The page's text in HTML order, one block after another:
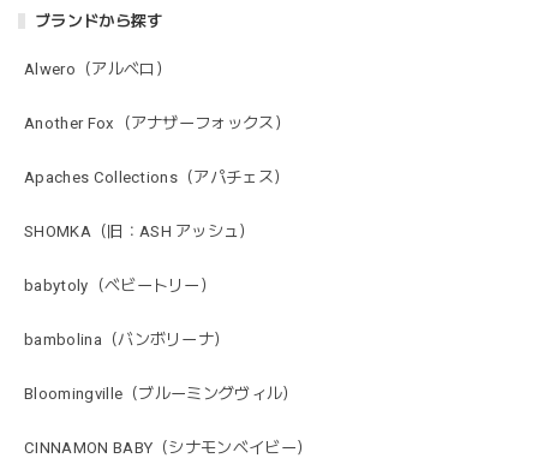
ブランドから探す
Alwero（アルベロ）
Another Fox（アナザーフォックス）
Apaches Collections（アパチェス）
SHOMKA（旧：ASH アッシュ）
babytoly（ベビートリー）
bambolina（バンボリーナ）
Bloomingville（ブルーミングヴィル）
CINNAMON BABY（シナモンベイビー）